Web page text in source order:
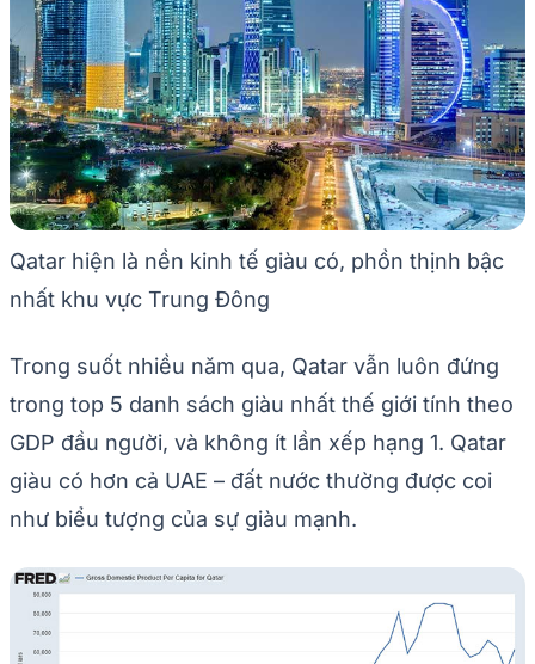
Qatar hiện là nền kinh tế giàu có, phồn thịnh bậc
nhất khu vực Trung Đông
Trong suốt nhiều năm qua, Qatar vẫn luôn đứng
trong top 5 danh sách giàu nhất thế giới tính theo
GDP đầu người, và không ít lần xếp hạng 1. Qatar
giàu có hơn cả UAE – đất nước thường được coi
như biểu tượng của sự giàu mạnh.